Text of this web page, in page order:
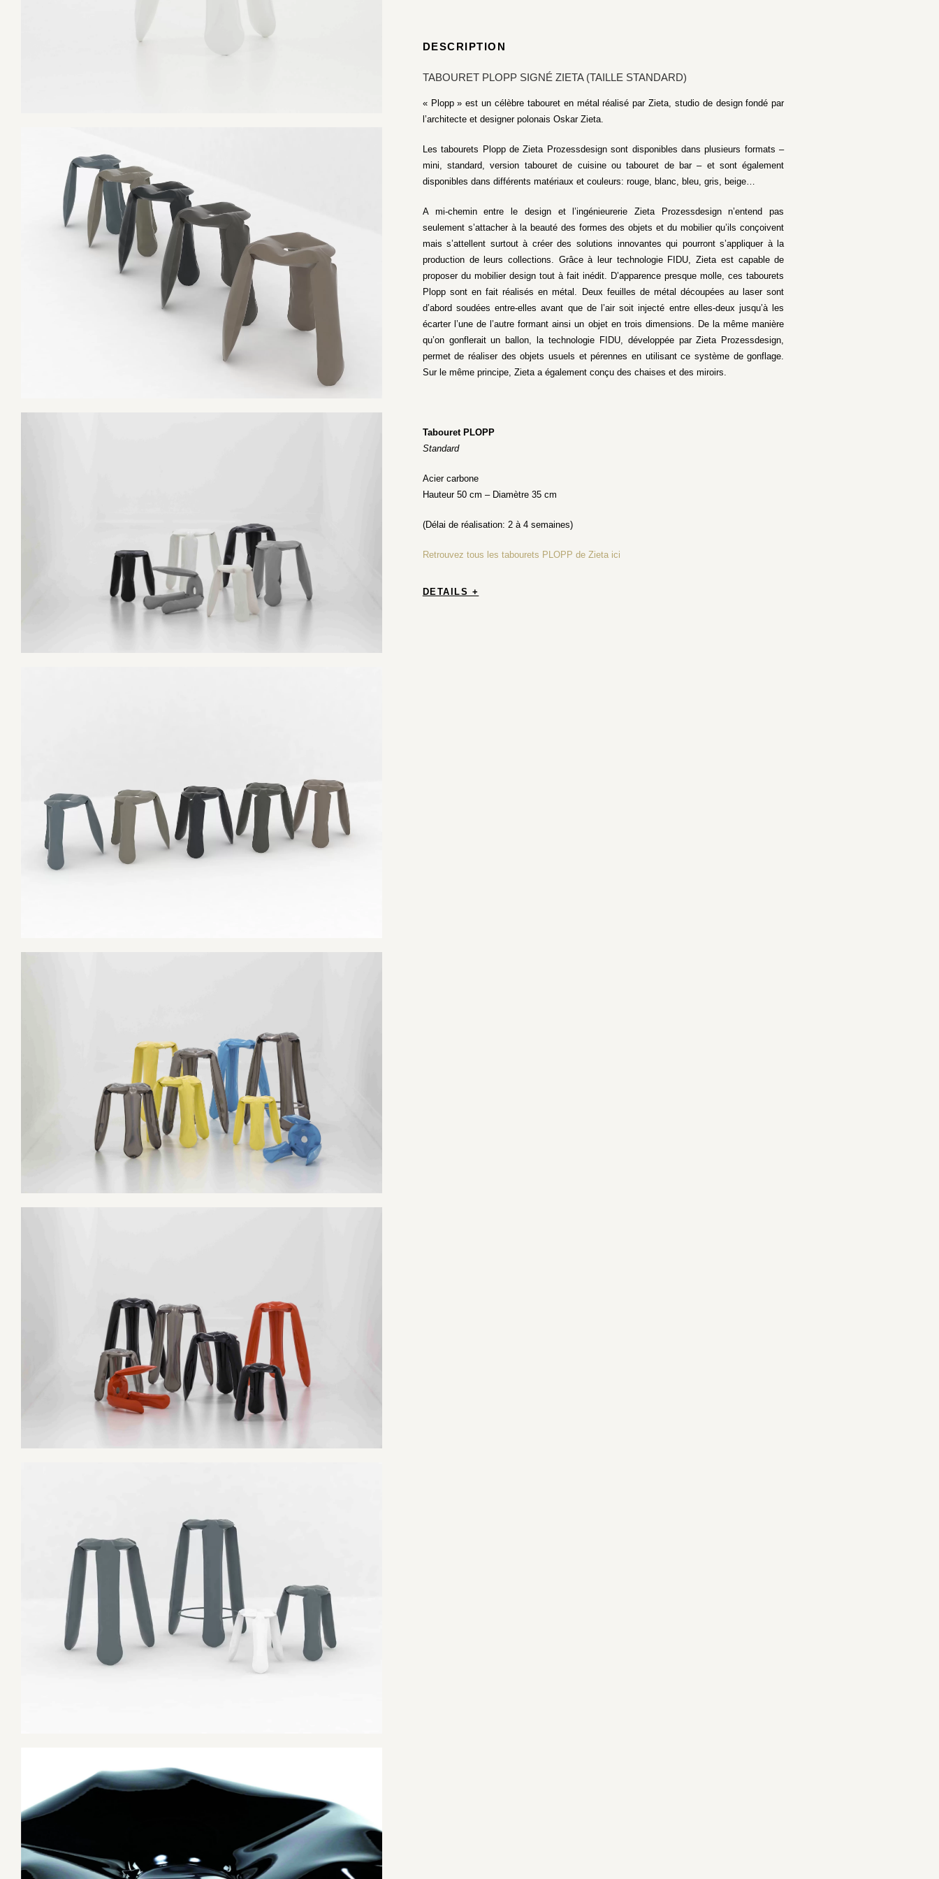
DESCRIPTION
TABOURET PLOPP SIGNÉ ZIETA (TAILLE STANDARD)
« Plopp » est un célèbre tabouret en métal réalisé par Zieta, studio de design fondé par
l’architecte et designer polonais Oskar Zieta.
Les tabourets Plopp de Zieta Prozessdesign sont disponibles dans plusieurs formats –
mini, standard, version tabouret de cuisine ou tabouret de bar – et sont également
disponibles dans différents matériaux et couleurs: rouge, blanc, bleu, gris, beige…
A mi-chemin entre le design et l’ingénieurerie Zieta Prozessdesign n’entend pas
seulement s’attacher à la beauté des formes des objets et du mobilier qu’ils conçoivent
mais s’attellent surtout à créer des solutions innovantes qui pourront s’appliquer à la
production de leurs collections. Grâce à leur technologie FIDU, Zieta est capable de
proposer du mobilier design tout à fait inédit. D’apparence presque molle, ces tabourets
Plopp sont en fait réalisés en métal. Deux feuilles de métal découpées au laser sont
d’abord soudées entre-elles avant que de l’air soit injecté entre elles-deux jusqu’à les
écarter l’une de l’autre formant ainsi un objet en trois dimensions. De la même manière
qu’on gonflerait un ballon, la technologie FIDU, développée par Zieta Prozessdesign,
permet de réaliser des objets usuels et pérennes en utilisant ce système de gonflage.
Sur le même principe, Zieta a également conçu des chaises et des miroirs.
Tabouret PLOPP
Standard
Acier carbone
Hauteur 50 cm – Diamètre 35 cm
(Délai de réalisation: 2 à 4 semaines)
Retrouvez tous les tabourets PLOPP de Zieta ici
DETAILS +